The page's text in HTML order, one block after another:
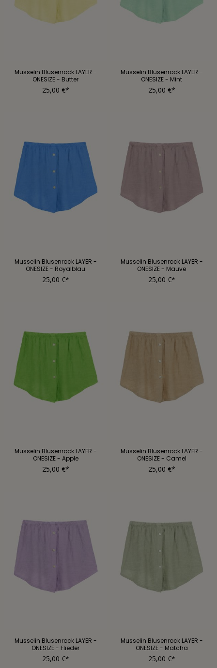
Musselin Blusenrock LAYER -
ONESIZE - Butter
25,00 €*
Musselin Blusenrock LAYER -
ONESIZE - Mint
25,00 €*
Musselin Blusenrock LAYER -
ONESIZE - Royalblau
25,00 €*
Musselin Blusenrock LAYER -
ONESIZE - Mauve
25,00 €*
Musselin Blusenrock LAYER -
ONESIZE - Apple
25,00 €*
Musselin Blusenrock LAYER -
ONESIZE - Camel
25,00 €*
Musselin Blusenrock LAYER -
ONESIZE - Flieder
25,00 €*
Musselin Blusenrock LAYER -
ONESIZE - Matcha
25,00 €*